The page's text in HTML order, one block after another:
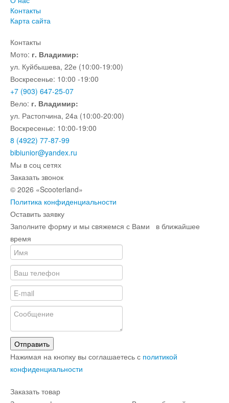
Контакты
Карта сайта
Контакты
Мото: г. Владимир:
ул. Куйбышева, 22е (10:00-19:00)
Воскресенье: 10:00 -19:00
+7 (903) 647-25-07
Вело: г. Владимир:
ул. Растопчина, 24а (10:00-20:00)
Воскресенье: 10:00-19:00
8 (4922) 77-87-99
bibiunior@yandex.ru
Мы в соц сетях
Заказать звонок
© 2026 «Scooterland»
Политика конфиденциальности
Оставить заявку
Заполните форму и мы свяжемся с Вами в ближайшее
время
Отправить
Нажимая на кнопку вы соглашаетесь с политикой
конфиденциальности
Заказать товар